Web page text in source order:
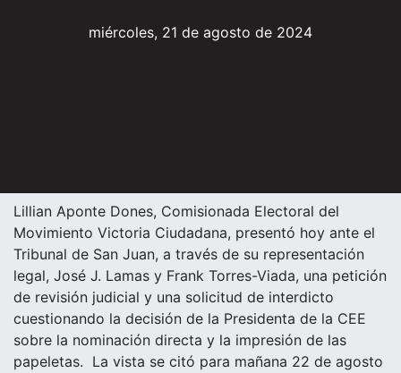
miércoles, 21 de agosto de 2024
Lillian Aponte Dones, Comisionada Electoral del
Movimiento Victoria Ciudadana, presentó hoy ante el
Tribunal de San Juan, a través de su representación
legal, José J. Lamas y Frank Torres-Viada, una petición
de revisión judicial y una solicitud de interdicto
cuestionando la decisión de la Presidenta de la CEE
sobre la nominación directa y la impresión de las
papeletas. La vista se citó para mañana 22 de agosto